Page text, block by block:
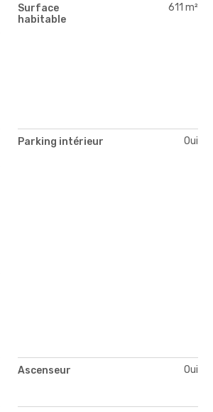
Surface
habitable
611 m²
Parking intérieur Oui
Ascenseur Oui